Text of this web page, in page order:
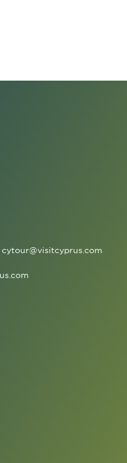
cytour@visitcyprus.com